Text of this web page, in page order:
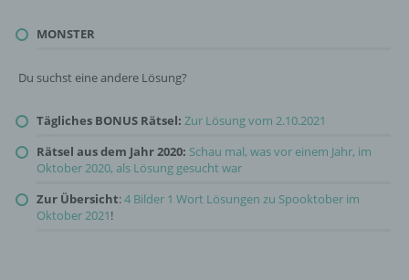
MONSTER
Du suchst eine andere Lösung?
Tägliches BONUS Rätsel: Zur Lösung vom 2.10.2021
Rätsel aus dem Jahr 2020: Schau mal, was vor einem Jahr, im
Oktober 2020, als Lösung gesucht war
Zur Übersicht:4 Bilder 1 Wort Lösungen zu Spooktober im
Oktober 2021!